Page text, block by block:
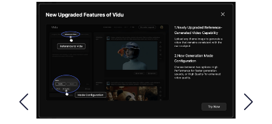
カルチャー
公式ストア
FOLLOW US